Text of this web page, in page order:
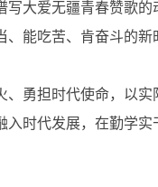
大爱无疆青春赞歌
能吃苦、肯奋斗的
勇担时代使命，以
时代发展，在勤学